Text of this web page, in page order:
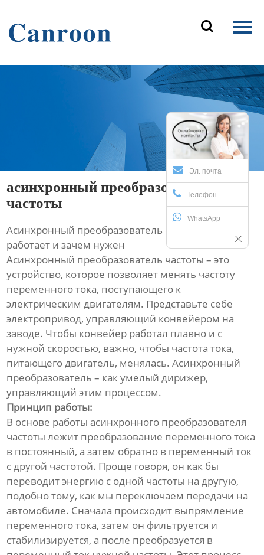

Продукция
Эл. почта
Телефон
WhatsApp
асинхронный преобразователь
частоты
Асинхронный преобразователь частоты: как он
работает и зачем нужен
Асинхронный преобразователь частоты – это
устройство, которое позволяет менять частоту
переменного тока, поступающего к
электрическим двигателям. Представьте себе
электропривод, управляющий конвейером на
заводе. Чтобы конвейер работал плавно и с
нужной скоростью, важно, чтобы частота тока,
питающего двигатель, менялась. Асинхронный
преобразователь – как умелый дирижер,
управляющий этим процессом.
Принцип работы:
В основе работы асинхронного преобразователя
частоты лежит преобразование переменного тока
в постоянный, а затем обратно в переменный ток
с другой частотой. Проще говоря, он как бы
переводит энергию с одной частоты на другую,
подобно тому, как мы переключаем передачи на
автомобиле. Сначала происходит выпрямление
переменного тока, затем он фильтруется и
стабилизируется, а после преобразуется в